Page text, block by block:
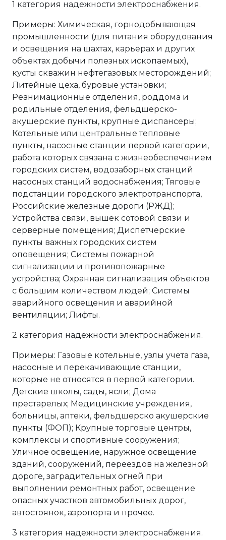
1 категория надежности электроснабжения.
Примеры: Химическая, горнодобывающая
промышленности (для питания оборудования
и освещения на шахтах, карьерах и других
объектах добычи полезных ископаемых),
кусты скважин нефтегазовых месторождений;
Литейные цеха, буровые установки;
Реанимационные отделения, роддома и
родильные отделения, фельдшерско-
акушерские пункты, крупные диспансеры;
Котельные или центральные тепловые
пункты, насосные станции первой категории,
работа которых связана с жизнеобеспечением
городских систем, водозаборных станций
насосных станций водоснабжения; Тяговые
подстанции городского электротранспорта,
Российские железные дороги (РЖД);
Устройства связи, вышек сотовой связи и
серверные помещения; Диспетчерские
пункты важных городских систем
оповещения; Системы пожарной
сигнализации и противопожарные
устройства; Охранная сигнализация объектов
с большим количеством людей; Системы
аварийного освещения и аварийной
вентиляции; Лифты.
2 категория надежности электроснабжения.
Примеры: Газовые котельные, узлы учета газа,
насосные и перекачивающие станции,
которые не относятся в первой категории.
Детские школы, сады, ясли; Дома
престарелых; Медицинские учреждения,
больницы, аптеки, фельдшерско акушерские
пункты (ФОП); Крупные торговые центры,
комплексы и спортивные сооружения;
Уличное освещение, наружное освещение
зданий, сооружений, переездов на железной
дороге, заградительных огней при
выполнении ремонтных работ, освещение
опасных участков автомобильных дорог,
автостоянок, аэропорта и прочее.
3 категория надежности электроснабжения.